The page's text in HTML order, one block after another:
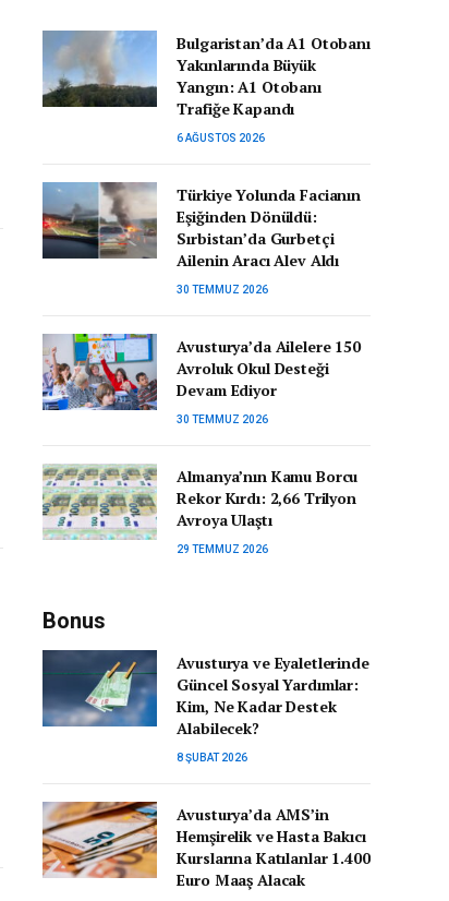
Bulgaristan’da A1 Otobanı
Yakınlarında Büyük
Yangın: A1 Otobanı
Trafiğe Kapandı
6 AĞUSTOS 2026
Türkiye Yolunda Facianın
Eşiğinden Dönüldü:
Sırbistan’da Gurbetçi
Ailenin Aracı Alev Aldı
30 TEMMUZ 2026
Avusturya’da Ailelere 150
Avroluk Okul Desteği
Devam Ediyor
30 TEMMUZ 2026
Almanya’nın Kamu Borcu
Rekor Kırdı: 2,66 Trilyon
Avroya Ulaştı
29 TEMMUZ 2026
Bonus
Avusturya ve Eyaletlerinde
Güncel Sosyal Yardımlar:
Kim, Ne Kadar Destek
Alabilecek?
8 ŞUBAT 2026
Avusturya’da AMS’in
Hemşirelik ve Hasta Bakıcı
Kurslarına Katılanlar 1.400
Euro Maaş Alacak